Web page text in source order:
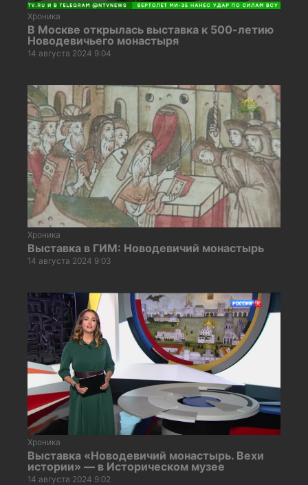
Хроника
В Москве открылась выставка к 500-летию
Новодевичьего монастыря
14 августа 2024 9:04
Хроника
Выставка в ГИМ: Новодевичий монастырь
14 августа 2024 9:03
Хроника
Выставка «Новодевичий монастырь. Вехи
истории» — в Историческом музее
14 августа 2024 9:02